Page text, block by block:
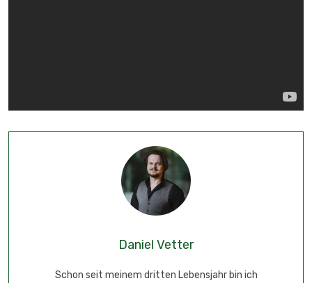
Daniel Vetter
Schon seit meinem dritten Lebensjahr bin ich